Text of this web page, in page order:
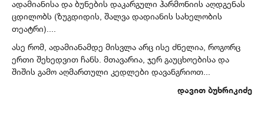
ადამიანისა და ბუნების დაკარგული ჰარმონიის აღდგენას
ცდილობს (ზუგდიდის, შალვა დადიანის სახელობის
თეატრი)....
ასე რომ, ადამიანამდე მისვლა არც ისე ძნელია, როგორც
ერთი შეხედვით ჩანს. მთავარია, ჯერ გაუცხოებისა და
შიშის გამო აღმართული კედლები დავანგრიოთ...
დავით ბუხრიკიძე